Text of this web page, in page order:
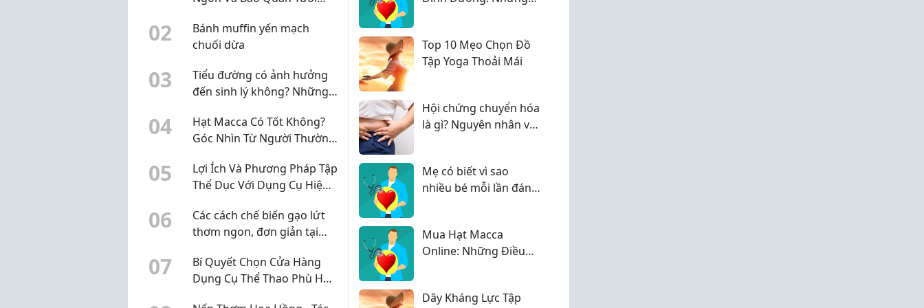
02
Bánh muffin yến mạch
chuối dừa
03
Tiểu đường có ảnh hưởng
đến sinh lý không? Những
04
Hạt Macca Có Tốt Không?
Góc Nhìn Từ Người Thường
05
Lợi Ích Và Phương Pháp Tập
Thể Dục Với Dụng Cụ Hiệu
06
Các cách chế biến gạo lứt
thơm ngon, đơn giản tại
07
Bí Quyết Chọn Cửa Hàng
Dụng Cụ Thể Thao Phù Hợp
Top 10 Mẹo Chọn Đồ
Tập Yoga Thoải Mái
Hội chứng chuyển hóa
là gì? Nguyên nhân và
Mẹ có biết vì sao
nhiều bé mỗi lần đánh
Mua Hạt Macca
Online: Những Điều
Dây Kháng Lực Tập